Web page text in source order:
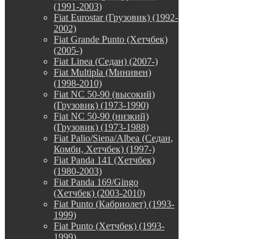
(1991-2003)
Fiat Eurostar (Грузовик) (1992-
2002)
Fiat Grande Punto (Хетчбек)
(2005-)
Fiat Linea (Седан) (2007-)
Fiat Multipla (Минивен)
(1998-2010)
Fiat NC 50-90 (высокий)
(Грузовик) (1973-1990)
Fiat NC 50-90 (низкий)
(Грузовик) (1973-1988)
Fiat Palio/Siena/Albea (Седан,
Комби, Хетчбек) (1997-)
Fiat Panda 141 (Хетчбек)
(1980-2003)
Fiat Panda 169/Gingo
(Хетчбек) (2003-2010)
Fiat Punto (Кабриолет) (1993-
1999)
Fiat Punto (Хетчбек) (1993-
1999)